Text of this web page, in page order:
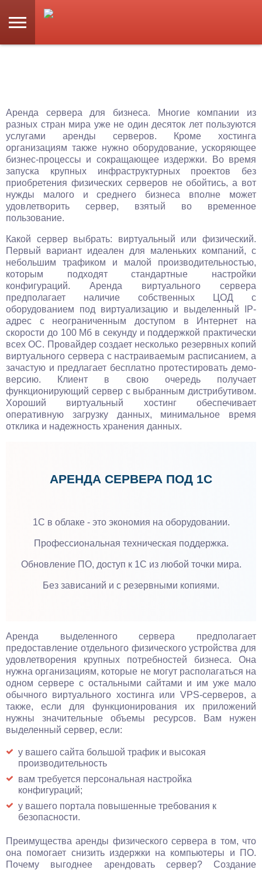
Аренда сервера для бизнеса. Многие компании из
разных стран мира уже не один десяток лет пользуются
услугами аренды серверов. Кроме хостинга
организациям также нужно оборудование, ускоряющее
бизнес-процессы и сокращающее издержки. Во время
запуска крупных инфраструктурных проектов без
приобретения физических серверов не обойтись, а вот
нужды малого и среднего бизнеса вполне может
удовлетворить сервер, взятый во временное
пользование.
Какой сервер выбрать: виртуальный или физический.
Первый вариант идеален для маленьких компаний, с
небольшим трафиком и малой производительностью,
которым подходят стандартные настройки
конфигураций. Аренда виртуального сервера
предполагает наличие собственных ЦОД с
оборудованием под виртуализацию и выделенный IP-
адрес с неограниченным доступом в Интернет на
скорости до 100 Мб в секунду и поддержкой практически
всех ОС. Провайдер создает несколько резервных копий
виртуального сервера с настраиваемым расписанием, а
зачастую и предлагает бесплатно протестировать демо-
версию. Клиент в свою очередь получает
функционирующий сервер с выбранным дистрибутивом.
Хороший виртуальный хостинг обеспечивает
оперативную загрузку данных, минимальное время
отклика и надежность хранения данных.
АРЕНДА СЕРВЕРА ПОД 1С
1С в облаке - это экономия на оборудовании.
Профессиональная техническая поддержка.
Обновление ПО, доступ к 1С из любой точки мира.
Без зависаний и с резервными копиями.
Аренда выделенного сервера предполагает
предоставление отдельного физического устройства для
удовлетворения крупных потребностей бизнеса. Она
нужна организациям, которые не могут располагаться на
одном сервере с остальными сайтами и им уже мало
обычного виртуального хостинга или VPS-серверов, а
также, если для функционирования их приложений
нужны значительные объемы ресурсов. Вам нужен
выделенный сервер, если:
у вашего сайта большой трафик и высокая
производительность
вам требуется персональная настройка
конфигураций;
у вашего портала повышенные требования к
безопасности.
Преимущества аренды физического сервера в том, что
она помогает снизить издержки на компьютеры и ПО.
Почему выгоднее арендовать сервер? Создание